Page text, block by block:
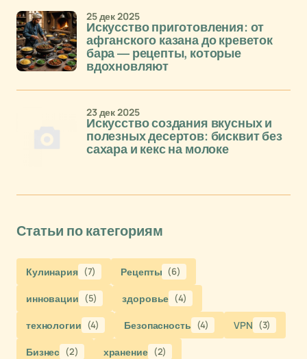
Искусство приготовления: от
афганского казана до креветок
бара — рецепты, которые
вдохновляют
25 дек 2025
Искусство создания вкусных и
полезных десертов: бисквит без
сахара и кекс на молоке
23 дек 2025
Статьи по категориям
Кулинария (7) Рецепты (6)
инновации (5) здоровье (4)
технологии (4) Безопасность (4) VPN (3)
Бизнес (2) хранение (2)